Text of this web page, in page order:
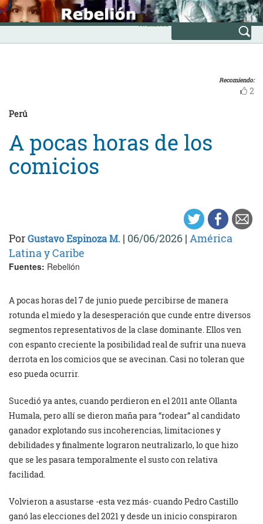
Skip
to
content
INICIO
Avanzada
Recomiendo:
2
Perú
A pocas horas de los
comicios
PorGustavo Espinoza M. | 06/06/2026 | América
Latina y Caribe
Fuentes: Rebelión
A pocas horas del 7 de junio puede percibirse de manera
rotunda el miedo y la desesperación que cunde entre diversos
segmentos representativos de la clase dominante. Ellos ven
con espanto creciente la posibilidad real de sufrir una nueva
derrota en los comicios que se avecinan. Casi no toleran que
eso pueda ocurrir.
Sucedió ya antes, cuando perdieron en el 2011 ante Ollanta
Humala, pero allí se dieron maña para “rodear” al candidato
ganador explotando sus incoherencias, limitaciones y
debilidades y finalmente lograron neutralizarlo, lo que hizo
que se les pasara temporalmente el susto con relativa
facilidad.
Volvieron a asustarse -esta vez más- cuando Pedro Castillo
ganó las elecciones del 2021 y desde un inicio conspiraron